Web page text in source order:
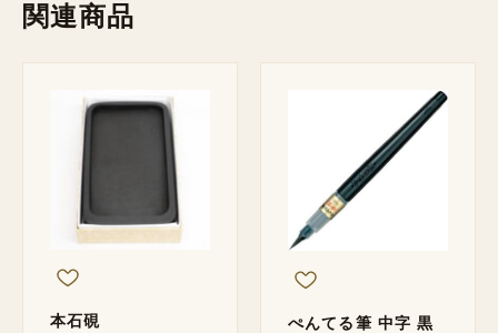
関連商品
本石硯 ぺんてる筆 中字 黒